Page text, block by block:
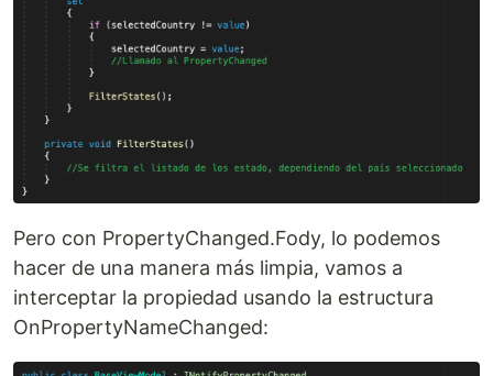
Pero con PropertyChanged.Fody, lo podemos
hacer de una manera más limpia, vamos a
interceptar la propiedad usando la estructura
OnPropertyNameChanged: